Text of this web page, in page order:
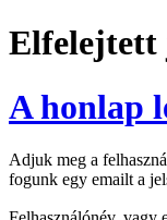
Elfelejtett
A honlap
Adjuk meg a
fogunk egy emailt a